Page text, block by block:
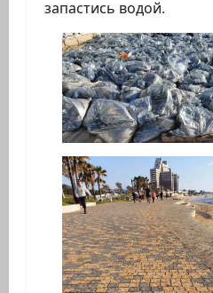
запастись водой.